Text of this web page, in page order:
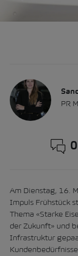
PR
0
Am Dienstag, 16.
Impuls Frühstück
Thema «Starke
der Zukunft» und
Infrastruktur
Kundenbedürfnisse.